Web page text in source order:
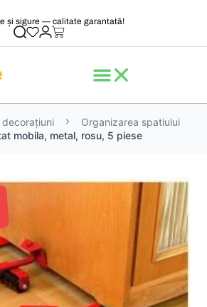
și sigure — calitate garantată!
decorațiuni
Organizarea spatiului
mobila, metal, rosu, 5 piese